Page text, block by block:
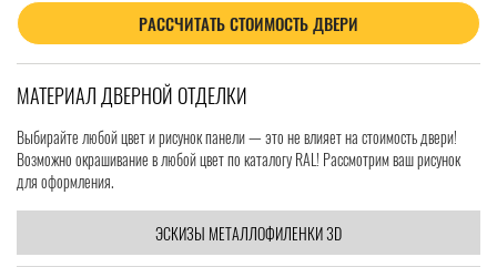
РАССЧИТАТЬ СТОИМОСТЬ ДВЕРИ
МАТЕРИАЛ ДВЕРНОЙ ОТДЕЛКИ
Выбирайте любой цвет и рисунок панели — это не влияет на стоимость двери!
Возможно окрашивание в любой цвет по каталогу RAL! Рассмотрим ваш рисунок
для оформления.
ЭСКИЗЫ МЕТАЛЛОФИЛЕНКИ 3D